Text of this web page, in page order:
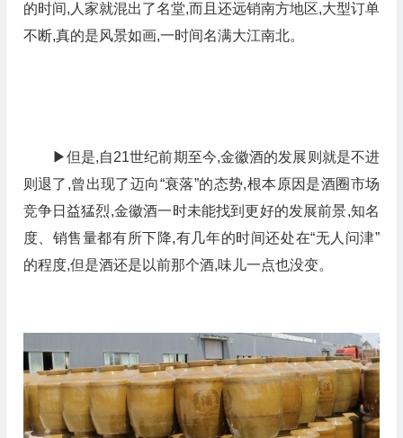
的时间,人家就混出了名堂,而且还远销南方地区,大型订单
不断,真的是风景如画,一时间名满大江南北。
▶但是,自21世纪前期至今,金徽酒的发展则就是不进
则退了,曾出现了迈向“衰落”的态势,根本原因是酒圈市场
竞争日益猛烈,金徽酒一时未能找到更好的发展前景,知名
度、销售量都有所下降,有几年的时间还处在“无人问津”
的程度,但是酒还是以前那个酒,味儿一点也没变。